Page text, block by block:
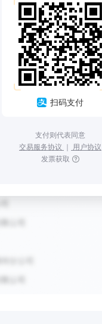
扫码支付
支付则代表同意
交易服务协议 ｜ 用户协议
发票获取